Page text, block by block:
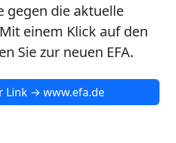
gegen die aktuelle
einem Klick auf den
Sie zur neuen EFA.
Link → www.efa.de